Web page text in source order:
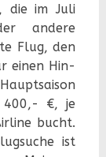
die im Juli
andere
Flug, den
einen Hin-
400,- €, je
bucht.
ist